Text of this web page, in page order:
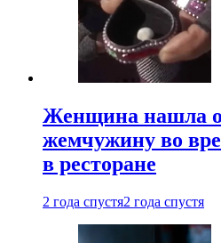
Женщина нашла
жемчужину во
в ресторане
2 года спустя2 года спустя